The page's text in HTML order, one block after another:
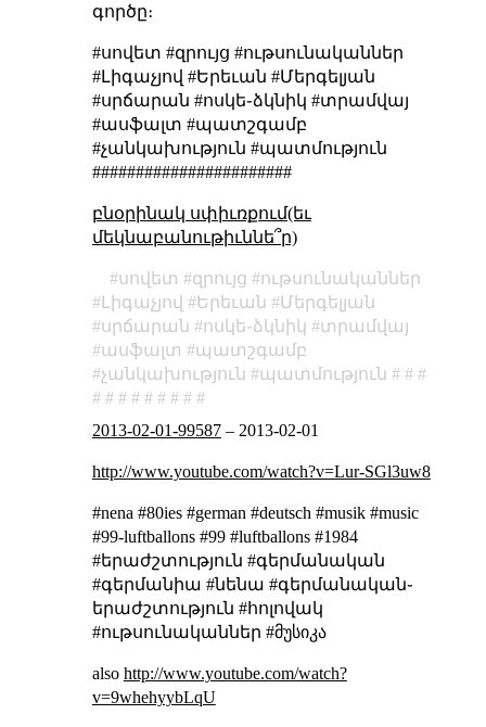
գործը։
#սովետ #զրույց #ութսունականներ
#Լիգաչյով #Երեւան #Մերգելյան
#սրճարան #ոսկե֊ձկնիկ #տրամվայ
#ասֆալտ #պատշգամբ
#չանկախություն #պատմություն
#######################
բնօրինակ սփիւռքում(եւ
մեկնաբանութիւննե՞ր)
սովետ զրույց
ութսունականներ
Լիգաչյով
Երեւան
Մերգելյան
սրճարան
ոսկե֊ձկնիկ
տրամվայ
ասֆալտ
պատշգամբ
չանկախություն
պատմություն
2013-02-01-99587– 2013-02-01
http://www.youtube.com/watch?v=Lur-SGl3uw8
#nena #80ies #german #deutsch #musik #music
#99-luftballons #99 #luftballons #1984
#երաժշտություն #գերմանական
#գերմանիա #նենա #գերմանական֊
երաժշտություն #հոլովակ
#ութսունականներ #მუსიკა
also http://www.youtube.com/watch?
v=9whehyybLqU